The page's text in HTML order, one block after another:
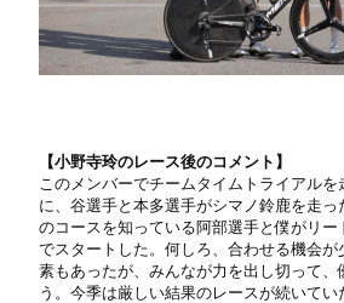
【小野寺玲のレース後のコメント】
このメンバーでチームタイムトライアル
に、谷選手と本多選手がシマノ鈴鹿を走っ
のコースを知っている阿部選手と僕がリ
でスタートした。何しろ、合わせる機会
素もあったが、みんなが力を出し切って、
う。今季は厳しい結果のレースが続いて